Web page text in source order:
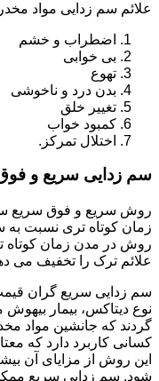
علائم سم زدایی مواد
اضطراب و خشم
بی خوابی
تهوع
بدن درد و ناخوشی
تغییر خلق
کمبود خواب
اختلال تمرکز.
سم زدایی سریع و
روش سریع و فوق سریع
زمان کوتاه تری نسبت
روش در مدن زمان کوتاه
علائم ترک را تخفیف می
سم زدایی سریع گران
نوع دیتاکس، بیمار
گردند که جانشین مواد
کسانی کاربرد دارد که
این روش از مزایای آن
شود. سم زدایی سریع